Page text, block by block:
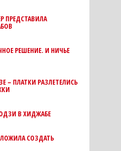
ПРЕДСТАВИЛА
РЕШЕНИЕ. И НИЧЬЕ
– ПЛАТКИ РАЗЛЕТЕЛИСЬ
В ХИДЖАБЕ
СОЗДАТЬ